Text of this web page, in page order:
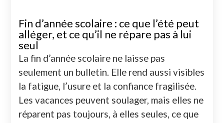
Fin d’année scolaire : ce que l’été peut
alléger, et ce qu’il ne répare pas à lui
seul
La fin d’année scolaire ne laisse pas
seulement un bulletin. Elle rend aussi visibles
la fatigue, l’usure et la confiance fragilisée.
Les vacances peuvent soulager, mais elles ne
réparent pas toujours, à elles seules, ce que